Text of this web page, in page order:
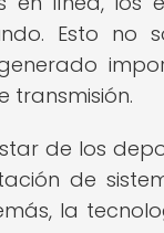
Esto no
transmisión.
de los
de
la